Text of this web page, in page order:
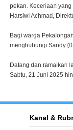
pekan. Keceriaan
Harsiwi Achmad,
Bagi warga
menghubungi Sandy
Datang dan ramaikan
Sabtu, 21 Juni 2025
Kanal &